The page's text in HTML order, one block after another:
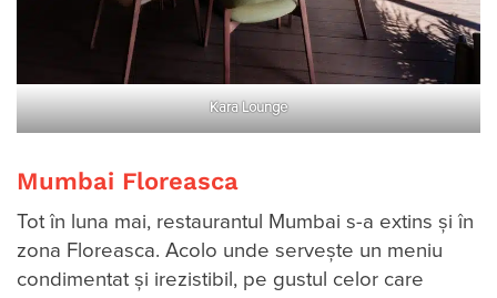
Kara Lounge
Mumbai Floreasca
Tot în luna mai, restaurantul Mumbai s-a extins şi în
zona Floreasca. Acolo unde serveşte un meniu
condimentat şi irezistibil, pe gustul celor care